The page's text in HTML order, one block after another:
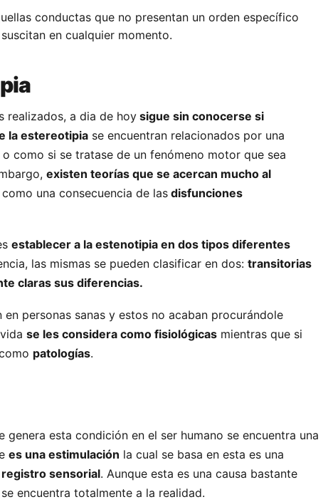
conductas que no presentan un orden específico
en cualquier momento.
realizados, a dia de hoysigue sin conocerse si
la estereotipia se encuentran relacionados por una
como si se tratase de un fenómeno motor que sea
existen teorías que se acercan mucho al
una consecuencia de las disfunciones
establecer a la estenotipia en dos tipos diferentes
las mismas se pueden clasificar en dos: transitorias
claras sus diferencias.
personas sanas y estos no acaban procurándole
se les considera como fisiológicas mientras que si
patologías.
genera esta condición en el ser humano se encuentra una
es una estimulación la cual se basa en esta es una
registro sensorial. Aunque esta es una causa bastante
encuentra totalmente a la realidad.